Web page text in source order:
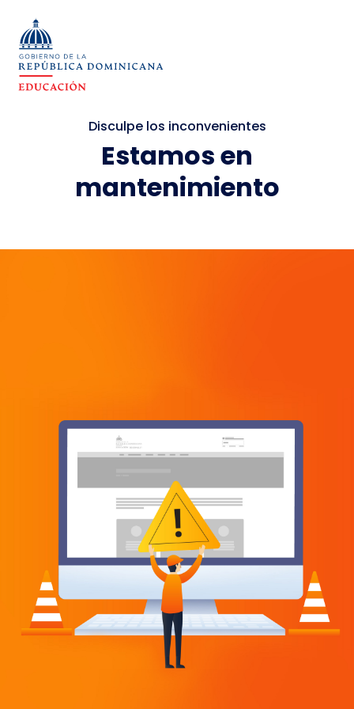
Disculpe los inconvenientes
Estamos en
mantenimiento